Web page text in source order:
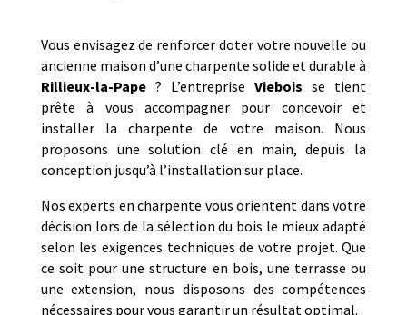
Vous envisagez de renforcer doter votre nouvelle ou
ancienne maison d’une charpente solide et durable à
Rillieux-la-Pape? L’entrepriseViebois se tient
prête à vous accompagner pour concevoir et
installer la charpente de votre maison. Nous
proposons une solution clé en main, depuis la
conception jusqu’à l’installation sur place.
Nos experts en charpente vous orientent dans votre
décision lors de la sélection du bois le mieux adapté
selon les exigences techniques de votre projet. Que
ce soit pour une structure en bois, une terrasse ou
une extension, nous disposons des compétences
nécessaires pour vous garantir un résultat optimal.